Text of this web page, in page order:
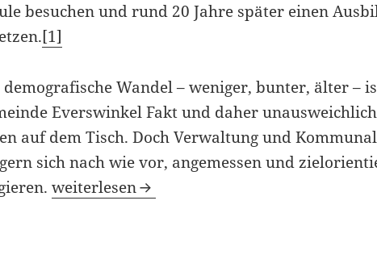
besuchen und rund 20 Jahre später einen
[1]
demografische Wandel – weniger, bunter, älter –
Everswinkel Fakt und daher
auf dem Tisch. Doch Verwaltung und
sich nach wie vor, angemessen und
„Wunschkonzert“ entpuppt sich als
weiterlesen